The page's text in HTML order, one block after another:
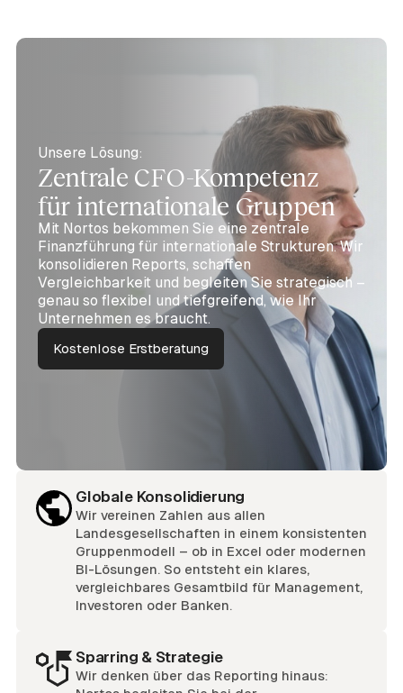
Unsere Lösung:
Zentrale CFO-Kompetenz
für internationale Gruppen
Mit Nortos bekommen Sie eine zentrale
Finanzführung für internationale Strukturen. Wir
konsolidieren Reports, schaffen
Vergleichbarkeit und begleiten Sie strategisch –
genau so flexibel und tiefgreifend, wie Ihr
Unternehmen es braucht.
Kostenlose Erstberatung
Globale Konsolidierung
Wir vereinen Zahlen aus allen
Landesgesellschaften in einem konsistenten
Gruppenmodell – ob in Excel oder modernen
BI-Lösungen. So entsteht ein klares,
vergleichbares Gesamtbild für Management,
Investoren oder Banken.
Sparring & Strategie
Wir denken über das Reporting hinaus: